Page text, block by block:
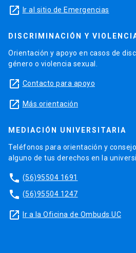
launch Ir al sitio de Emergencias
DISCRIMINACIÓN Y
Orientación y apoyo en casos de
género o violencia sexual.
launch Contacto para apoyo
launch Más orientación
MEDIACIÓN UNIVERSITARIA
Teléfonos para orientación y
alguno de tus derechos en la
phone (56)95504 1691
phone (56)95504 1247
launch Ir a la Oficina de Ombuds UC